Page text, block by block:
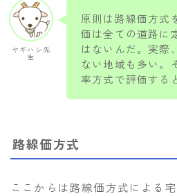
ヤギハシ先
生
原則は路線価方式
価は全ての道路に
はないんだ。実際
ない地域も多い。
率方式で評価する
路線価方式
ここからは路線価方式による